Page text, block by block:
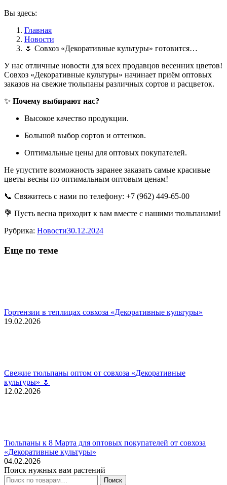
Вы здесь:
Главная
Новости
🌷 Совхоз «Декоративные культуры» готовится…
У нас отличные новости для всех продавцов весенних цветов!
Совхоз «Декоративные культуры» начинает приём оптовых
заказов на свежие тюльпаны различных сортов и расцветок.
✨ Почему выбирают нас?
Высокое качество продукции.
Большой выбор сортов и оттенков.
Оптимальные цены для оптовых покупателей.
Не упустите возможность заранее заказать самые красивые
цветы весны по оптимальным оптовым ценам!
📞 Свяжитесь с нами по телефону: +7 (962) 449-65-00
💐 Пусть весна приходит к вам вместе с нашими тюльпанами!
Рубрика: Новости30.12.2024
Еще по теме
Гортензии в теплицах совхоза «Декоративные культуры»
19.02.2026
Свежие тюльпаны оптом от совхоза «Декоративные
культуры» 🌷
12.02.2026
Тюльпаны к 8 Марта для оптовых покупателей от совхоза
«Декоративные культуры»
04.02.2026
Поиск нужных вам растений
Искать:
Поиск